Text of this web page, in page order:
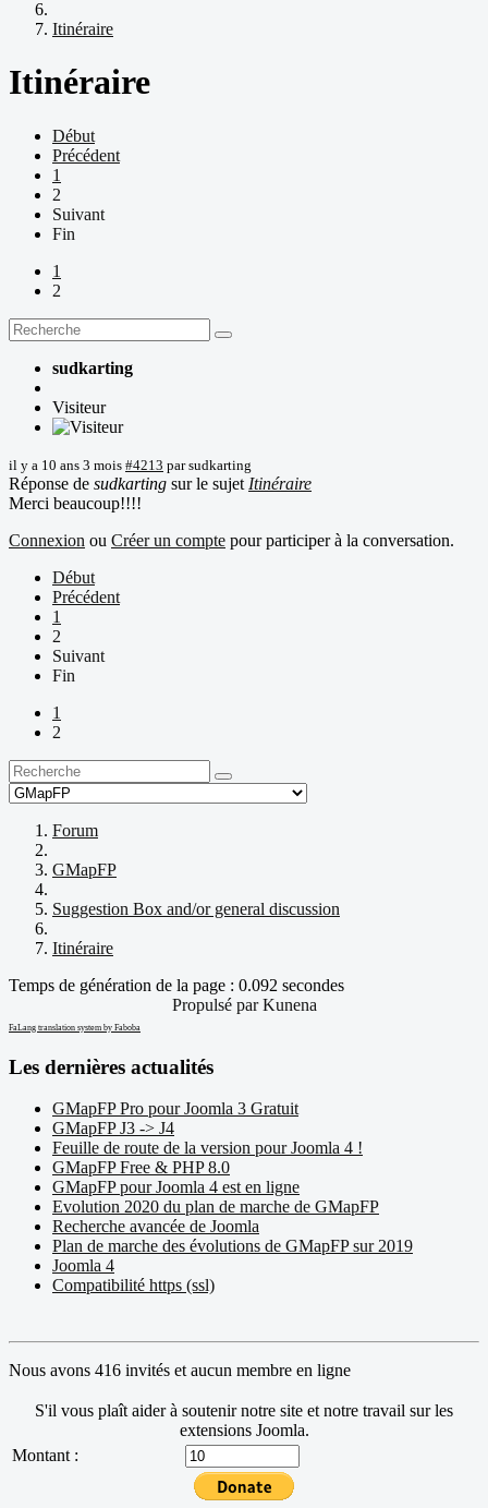
Itinéraire
Itinéraire
Début
Précédent
1
2
Suivant
Fin
1
2
sudkarting
Visiteur
il y a 10 ans 3 mois #4213 parsudkarting
Réponse de sudkarting sur le sujet Itinéraire
Merci beaucoup!!!!
Connexion ou Créer un compte pour participer à la conversation.
Début
Précédent
1
2
Suivant
Fin
1
2
Forum
GMapFP
Suggestion Box and/or general discussion
Itinéraire
Temps de génération de la page : 0.092 secondes
Propulsé parKunena
FaLang translation system by Faboba
Les dernières actualités
GMapFP Pro pour Joomla 3 Gratuit
GMapFP J3 -> J4
Feuille de route de la version pour Joomla 4 !
GMapFP Free & PHP 8.0
GMapFP pour Joomla 4 est en ligne
Evolution 2020 du plan de marche de GMapFP
Recherche avancée de Joomla
Plan de marche des évolutions de GMapFP sur 2019
Joomla 4
Compatibilité https (ssl)
Nous avons 416 invités et aucun membre en ligne
S'il vous plaît aider à soutenir notre site et notre travail sur les
extensions Joomla.
Montant :